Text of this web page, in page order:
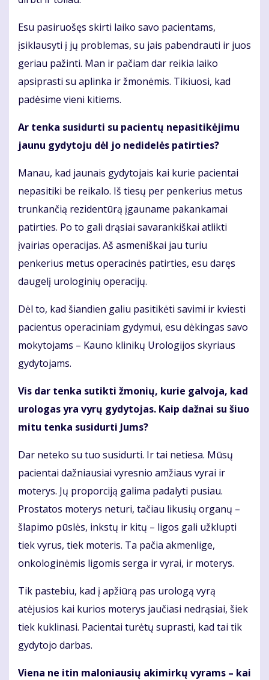
Esu pasiruošęs skirti laiko savo pacientams,
įsiklausyti į jų problemas, su jais pabendrauti ir juos
geriau pažinti. Man ir pačiam dar reikia laiko
apsiprasti su aplinka ir žmonėmis. Tikiuosi, kad
padėsime vieni kitiems.
Ar tenka susidurti su pacientų nepasitikėjimu
jaunu gydytoju dėl jo nedidelės patirties?
Manau, kad jaunais gydytojais kai kurie pacientai
nepasitiki be reikalo. Iš tiesų per penkerius metus
trunkančią rezidentūrą įgauname pakankamai
patirties. Po to gali drąsiai savarankiškai atlikti
įvairias operacijas. Aš asmeniškai jau turiu
penkerius metus operacinės patirties, esu daręs
daugelį urologinių operacijų.
Dėl to, kad šiandien galiu pasitikėti savimi ir kviesti
pacientus operaciniam gydymui, esu dėkingas savo
mokytojams – Kauno klinikų Urologijos skyriaus
gydytojams.
Vis dar tenka sutikti žmonių, kurie galvoja, kad
urologas yra vyrų gydytojas. Kaip dažnai su šiuo
mitu tenka susidurti Jums?
Dar neteko su tuo susidurti. Ir tai netiesa. Mūsų
pacientai dažniausiai vyresnio amžiaus vyrai ir
moterys. Jų proporciją galima padalyti pusiau.
Prostatos moterys neturi, tačiau likusių organų –
šlapimo pūslės, inkstų ir kitų – ligos gali užklupti
tiek vyrus, tiek moteris. Ta pačia akmenlige,
onkologinėmis ligomis serga ir vyrai, ir moterys.
Tik pastebiu, kad į apžiūrą pas urologą vyrą
atėjusios kai kurios moterys jaučiasi nedrąsiai, šiek
tiek kuklinasi. Pacientai turėtų suprasti, kad tai tik
gydytojo darbas.
Viena ne itin maloniausių akimirkų vyrams – kai